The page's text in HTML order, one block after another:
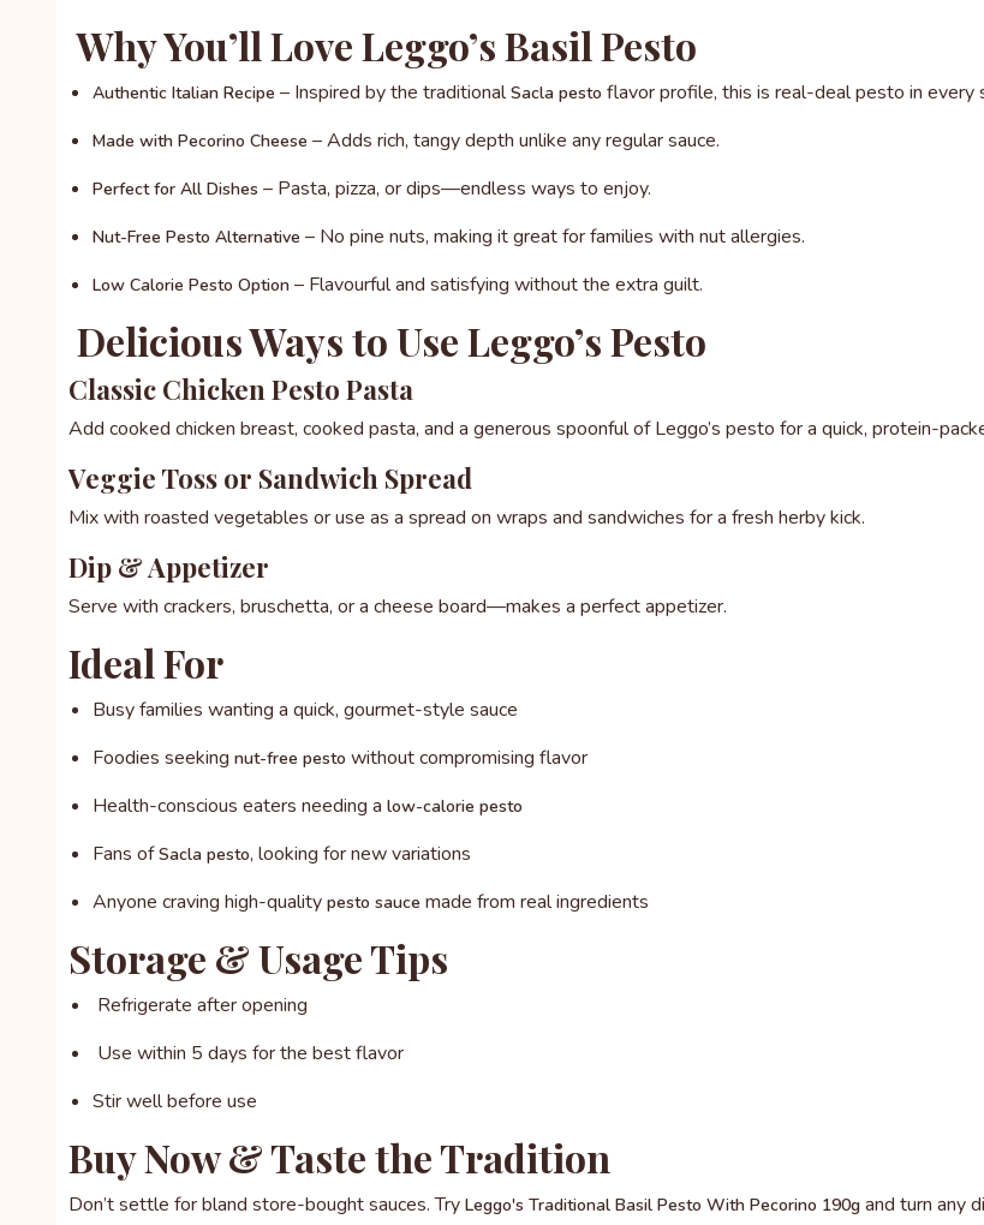
Why You’ll Love Leggo’s Basil Pesto
Authentic Italian Recipe – Inspired by the traditionalSacla pesto flavor profile, this is real-deal pesto in every
Made with Pecorino Cheese – Adds rich, tangy depth unlike any regular sauce.
Perfect for All Dishes – Pasta, pizza, or dips—endless ways to enjoy.
Nut-Free Pesto Alternative – No pine nuts, making it great for families with nut allergies.
Low Calorie Pesto Option – Flavourful and satisfying without the extra guilt.
Delicious Ways to Use Leggo’s Pesto
Classic Chicken Pesto Pasta
Add cooked chicken breast, cooked pasta, and a generous spoonful of Leggo’s pesto for a quick, protein-
Veggie Toss or Sandwich Spread
Mix with roasted vegetables or use as a spread on wraps and sandwiches for a fresh herby kick.
Dip & Appetizer
Serve with crackers, bruschetta, or a cheese board—makes a perfect appetizer.
Ideal For
Busy families wanting a quick, gourmet-style sauce
Foodies seeking nut-free pesto without compromising flavor
Health-conscious eaters needing a low-calorie pesto
Fans ofSacla pesto, looking for new variations
Anyone craving high-quality pesto sauce made from real ingredients
Storage & Usage Tips
Refrigerate after opening
Use within 5 days for the best flavor
Stir well before use
Buy Now & Taste the Tradition
Don’t settle for bland store-bought sauces. Try Leggo's Traditional Basil Pesto With Pecorino 190g and turn any